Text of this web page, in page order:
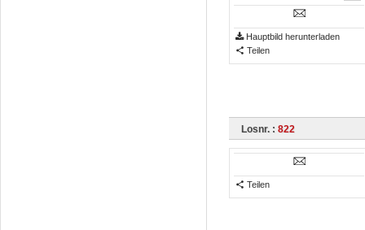
Hauptbild herunterladen
Teilen
Losnr. : 822
Teilen